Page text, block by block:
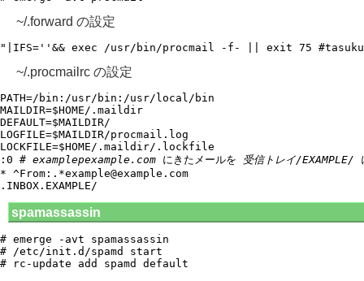
~/.forward の設定
~/.procmailrc の設定
PATH=/bin:/usr/bin:/usr/local/bin
MAILDIR=$HOME/.maildir
DEFAULT=$MAILDIR/
LOGFILE=$MAILDIR/procmail.log
LOCKFILE=$HOME/.maildir/.lockfile
:0 # examplepexample.com にきたメールを 受信トレイ/EXAMPLE/
* ^From:.*example@example.com
spamassassin
# emerge -avt spamassassin
# /etc/init.d/spamd start